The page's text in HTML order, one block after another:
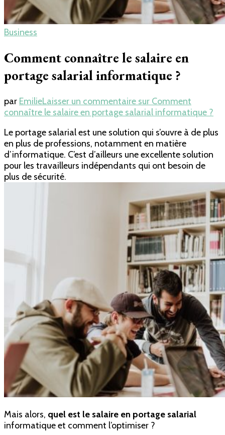
Business
Comment connaître le salaire en
portage salarial informatique ?
par EmilieLaisser un commentaire sur Comment
connaître le salaire en portage salarial informatique ?
Le portage salarial est une solution qui s’ouvre à de plus
en plus de professions, notamment en matière
d’informatique. C’est d’ailleurs une excellente solution
pour les travailleurs indépendants qui ont besoin de
plus de sécurité.
Mais alors, quel est le salaire en portage salarial
informatique et comment l’optimiser ?